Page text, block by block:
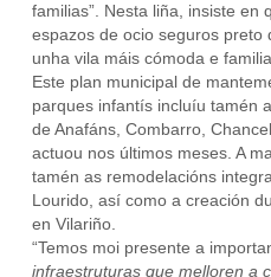
familias”. Nesta liña, insiste en
espazos de ocio seguros preto
unha vila máis cómoda e
Este plan municipal de
parques infantís incluíu tamén
de Anafáns, Combarro,
actuou nos últimos meses. A
tamén as remodelacións
Lourido, así como a creación
en Vilariño.
“Temos moi presente a
infraestruturas que melloren a